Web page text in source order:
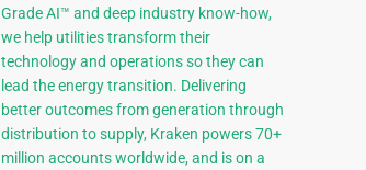
Grade AI™ and deep industry know-how,
we help utilities transform their
technology and operations so they can
lead the energy transition. Delivering
better outcomes from generation through
distribution to supply, Kraken powers 70+
million accounts worldwide, and is on a